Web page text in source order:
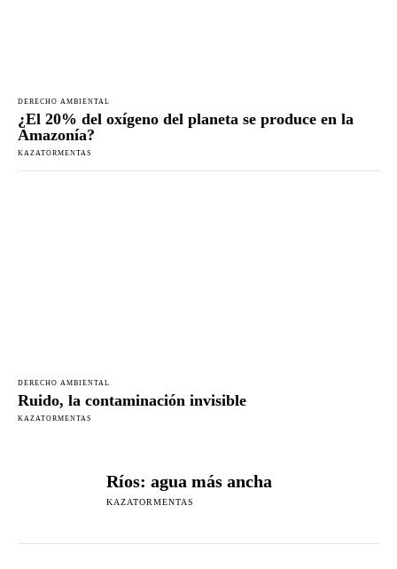
DERECHO AMBIENTAL
¿El 20% del oxígeno del planeta se produce en la
Amazonía?
KAZATORMENTAS
DERECHO AMBIENTAL
Ruido, la contaminación invisible
KAZATORMENTAS
Ríos: agua más ancha
KAZATORMENTAS